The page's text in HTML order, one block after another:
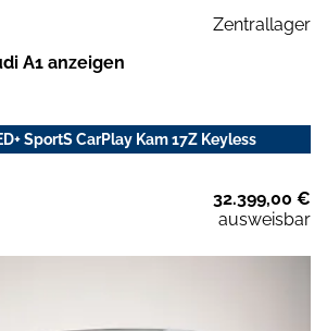
Zentrallager
A1 anzeigen
SportS CarPlay Kam 17Z Keyless
32.399,00 €
ausweisbar